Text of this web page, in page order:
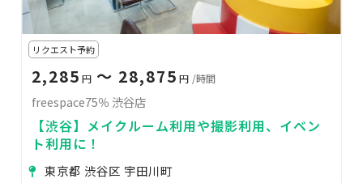
リクエスト予約
2,285 円 〜 28,875 円 /時間
freespace75％ 渋谷店
【渋谷】メイクルーム利用や撮影利用、イベン
ト利用に！
東京都 渋谷区 宇田川町